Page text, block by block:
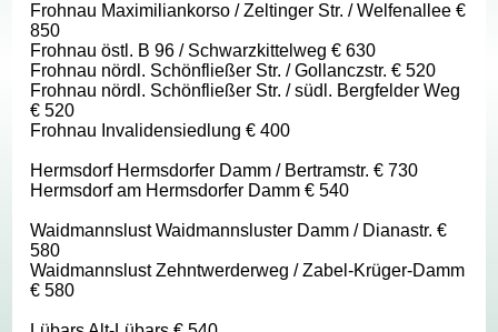
Frohnau Maximiliankorso / Zeltinger Str. / Welfenallee €
850
Frohnau östl. B 96 / Schwarzkittelweg € 630
Frohnau nördl. Schönfließer Str. / Gollanczstr. € 520
Frohnau nördl. Schönfließer Str. / südl. Bergfelder Weg
€ 520
Frohnau Invalidensiedlung € 400
Hermsdorf Hermsdorfer Damm / Bertramstr. € 730
Hermsdorf am Hermsdorfer Damm € 540
Waidmannslust Waidmannsluster Damm / Dianastr. €
580
Waidmannslust Zehntwerderweg / Zabel-Krüger-Damm
€ 580